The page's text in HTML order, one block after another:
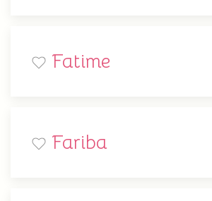
Fatime
Fariba